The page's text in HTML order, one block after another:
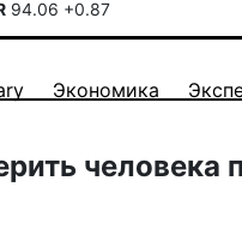
94.06 +0.87
Экономика
человека